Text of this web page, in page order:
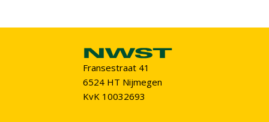
Fransestraat 41
6524 HT Nijmegen
KvK 10032693